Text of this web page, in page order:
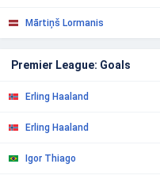
Mārtiņš Lormanis
Premier League: Goals
Erling Haaland
Erling Haaland
Igor Thiago